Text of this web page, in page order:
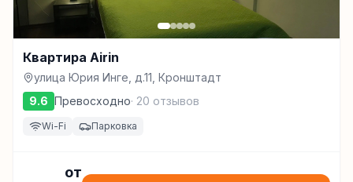
Квартира Airin
улица Юрия Инге, д.11, Кронштадт
9.6 Превосходно· 20 отзывов
Wi-Fi Парковка
от